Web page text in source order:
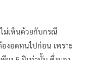
ม่เห็นด้วยกับกรณี
งอดทนไปก่อน เพราะ